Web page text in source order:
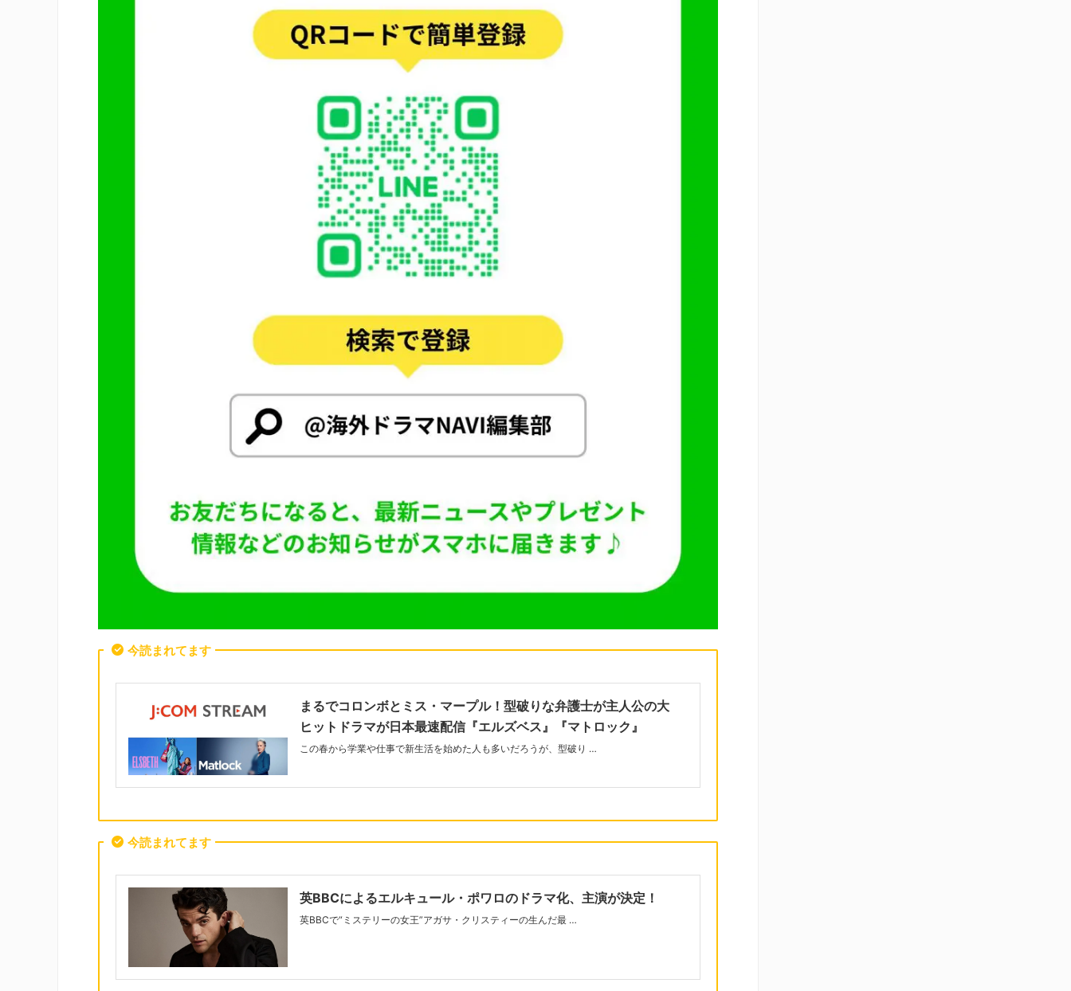
今読まれてます
まるでコロンボとミス・マープル！型破りな弁護士が主人公の大
ヒットドラマが日本最速配信『エルズベス』『マトロック』
この春から学業や仕事で新生活を始めた人も多いだろうが、型破り …
今読まれてます
英BBCによるエルキュール・ポワロのドラマ化、主演が決定！
英BBCで“ミステリーの女王”アガサ・クリスティーの生んだ最 …